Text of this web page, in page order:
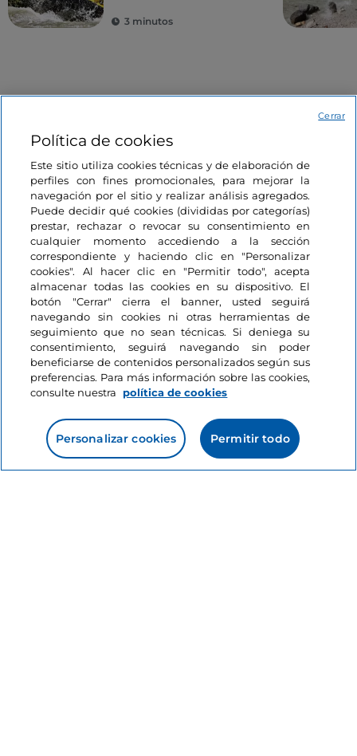
3 minutos
Eventos
Music
Me gusta
LakeComo Music Festival
2026: música clásica y
contemporánea entre villas y
jardines en el lago de Como
Lombardía, Como
Sondrio Estate 2026:
música, cine y
corazón de la ciudad
Lombardía, Sondrio
Información del sitio
Política de cookies
Este sitio utiliza cookies técnicas y de elaboración de
perfiles con fines promocionales, para mejorar la
navegación por el sitio y realizar análisis agregados.
Puede decidir qué cookies (divididas por categorías)
prestar, rechazar o revocar su consentimiento en
cualquier momento accediendo a la sección
correspondiente y haciendo clic en "Personalizar
cookies". Al hacer clic en "Permitir todo", acepta
almacenar todas las cookies en su dispositivo. El
botón "Cerrar" cierra el banner, usted seguirá
navegando sin cookies ni otras herramientas de
seguimiento que no sean técnicas. Si deniega su
consentimiento, seguirá navegando sin poder
beneficiarse de contenidos personalizados según sus
preferencias. Para más información sobre las cookies,
consulte nuestra
política de cookies
Personalizar cookies Permitir todo
Cerrar